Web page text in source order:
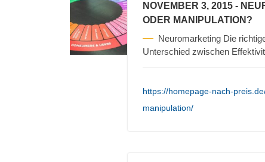
NOVEMBER 3, 2015 -
ODER MANIPULATION?
Neuromarketing Die
Unterschied zwischen
https://homepage-nach-
manipulation/